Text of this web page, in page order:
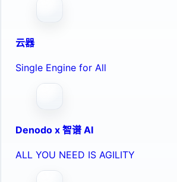
云器
Single Engine for All
Denodo x 智谱 AI
ALL YOU NEED IS AGILITY